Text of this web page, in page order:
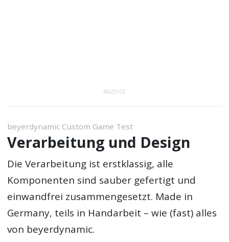
ANZEIGE
beyerdynamic Custom Game Test
Verarbeitung und Design
Die Verarbeitung ist erstklassig, alle
Komponenten sind sauber gefertigt und
einwandfrei zusammengesetzt. Made in
Germany, teils in Handarbeit – wie (fast) alles
von beyerdynamic.